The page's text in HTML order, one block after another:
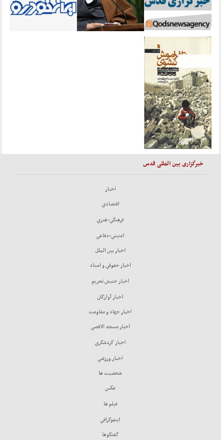
خبرگزاری بین المللی قدس
اخبار
اقتصادي
فرهنگي-هنري
امنيتي-دفاعي
اخبار بين الملل
اخبار حقوقي و اسناد
اخبار جنبش تحريم
اخبار آوارگان
اخبار جهاد و مقاومت
اخبار مسجد الاقصي
اخبار گردشگري
اخبار ورزشي
شخصيت ها
عكس
فيلم ها
اينفوگرافي
گفتگوها